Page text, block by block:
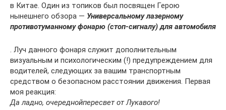
в Китае. Один из топиков был посвящен Герою
нынешнего обзора — Универсальному лазерному
противотуманному фонарю (стоп-сигналу) для автомобиля
. Луч данного фонаря служит дополнительным
визуальным и психологическим (!) предупреждением для
водителей, следующих за вашим транспортным
средством о безопасном расстоянии движения. Первая
моя реакция:
Да ладно, очереднойпересвет от Лукавого!